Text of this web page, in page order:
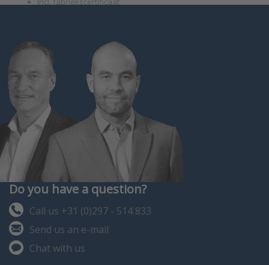
OnlineSensor (opti…
Do you have a question?
Call us +31 (0)297 - 514 833
Send us an e-mail
Chat with us